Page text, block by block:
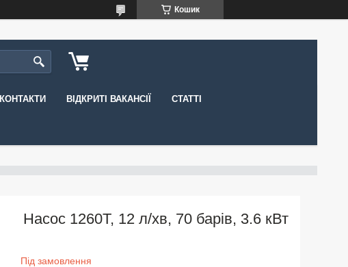
Кошик
КОНТАКТИ ВІДКРИТІ ВАКАНСІЇ СТАТТІ
Насос 1260T, 12 л/хв, 70 барів, 3.6 кВт
Під замовлення